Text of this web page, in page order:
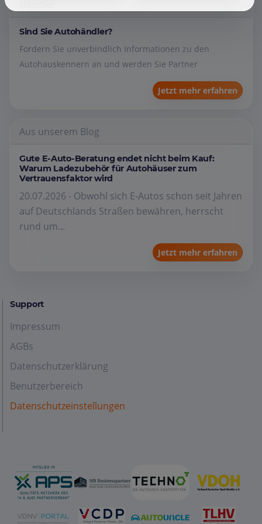
Sind Sie Autohändler?
Fordern Sie unverbindlich Informationen zu den
Autohauskennern an und werden Sie Partner
Jetzt mehr erfahren
Aus unserem Blog
Gute E-Auto-Beratung endet nicht beim Kauf:
Warum Ladezubehör für Autohäuser zum
Vertrauensfaktor wird
20.07.2026 - Obwohl sich E-Autos schon seit Jahren
auf Deutschlands Straßen bewähren, herrscht
rund um...
Jetzt mehr erfahren
Support
Impressum
AGBs
Datenschutzerklärung
Benutzerbereich
Datenschutzeinstellungen